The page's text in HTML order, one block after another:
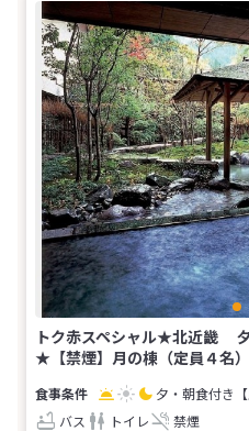
トク赤スペシャル★北近畿 夕
★【禁煙】月の棟（定員４名
夕・朝食付き
バス
トイレ 禁煙